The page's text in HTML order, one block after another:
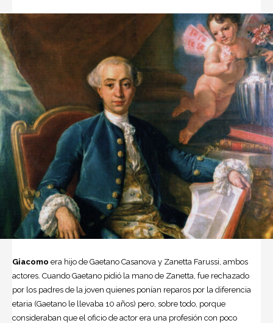
Giacomo era hijo de Gaetano Casanova y Zanetta Farussi, ambos
actores. Cuando Gaetano pidió la mano de Zanetta, fue rechazado
por los padres de la joven quienes ponían reparos por la diferencia
etaria (Gaetano le llevaba 10 años) pero, sobre todo, porque
consideraban que el oficio de actor era una profesión con poco